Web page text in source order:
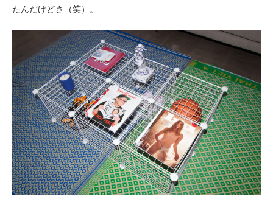
たんだけどさ（笑）。